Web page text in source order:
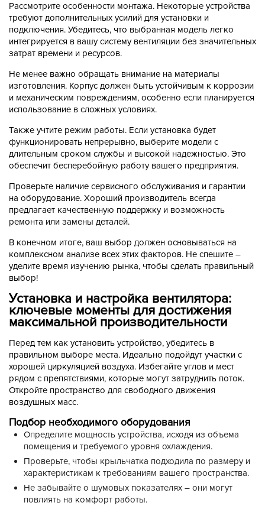
Рассмотрите особенности монтажа. Некоторые устройства
требуют дополнительных усилий для установки и
подключения. Убедитесь, что выбранная модель легко
интегрируется в вашу систему вентиляции без значительных
затрат времени и ресурсов.
Не менее важно обращать внимание на материалы
изготовления. Корпус должен быть устойчивым к коррозии
и механическим повреждениям, особенно если планируется
использование в сложных условиях.
Также учтите режим работы. Если установка будет
функционировать непрерывно, выберите модели с
длительным сроком службы и высокой надежностью. Это
обеспечит бесперебойную работу вашего предприятия.
Проверьте наличие сервисного обслуживания и гарантии
на оборудование. Хороший производитель всегда
предлагает качественную поддержку и возможность
ремонта или замены деталей.
В конечном итоге, ваш выбор должен основываться на
комплексном анализе всех этих факторов. Не спешите –
уделите время изучению рынка, чтобы сделать правильный
выбор!
Установка и настройка вентилятора:
ключевые моменты для достижения
максимальной производительности
Перед тем как установить устройство, убедитесь в
правильном выборе места. Идеально подойдут участки с
хорошей циркуляцией воздуха. Избегайте углов и мест
рядом с препятствиями, которые могут затруднить поток.
Откройте пространство для свободного движения
воздушных масс.
Подбор необходимого оборудования
Определите мощность устройства, исходя из объема
помещения и требуемого уровня охлаждения.
Проверьте, чтобы крыльчатка подходила по размеру и
характеристикам к требованиям вашего пространства.
Не забывайте о шумовых показателях – они могут
повлиять на комфорт работы.